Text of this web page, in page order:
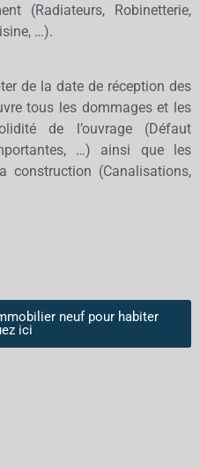
(Radiateurs, Robinetterie,
…).
de la date de réception des
tous les dommages et les
de l’ouvrage (Défaut
…) ainsi que les
construction (Canalisations,
neuf pour habiter
ici